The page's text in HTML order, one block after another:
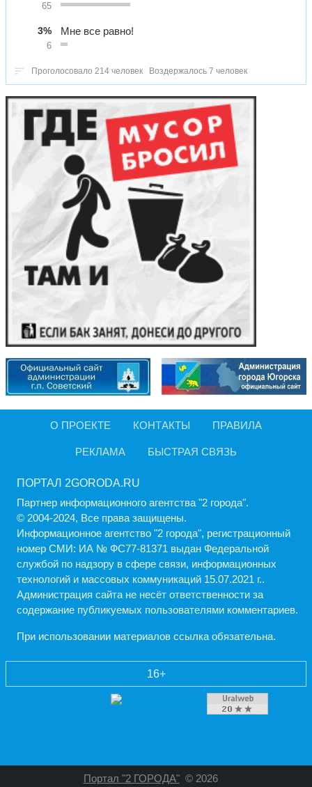
65
3%
6
Мне все равно!
Проголосовало 214 человек Воздержалось 7 человек
О ПРОЕКТЕ КОНТАКТЫ ПРАВИЛА
РЕКЛАМА БЫСТРАЯ СВЯЗЬ
ПОРТАЛ 2GORODA.RU
Партнер информационного агентства "2 города".
© 2004-2024, Все права защищены.
Информационное агентство "2 города", регистрационный
номер СМИ: ИА № ФС77-81371 выдан Федеральной
службой по надзору в сфере связи, информационных
технологий и массовых коммуникаций 15.07.2021 г..
Администрация cайта не несёт ответственности за
содержание публикуемых пользователями комментариев.
При использовании материалов ссылка обязательна.
16+
Портал "2 ГОРОДА" © 2026